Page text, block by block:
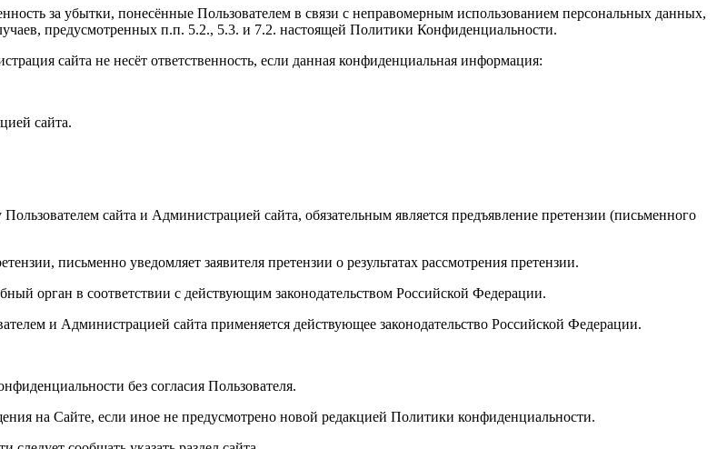
за убытки, понесённые Пользователем в связи с неправомерным использованием персональных данных,
предусмотренных п.п. 5.2., 5.3. и 7.2. настоящей Политики Конфиденциальности.
сайта не несёт ответственность, если данная конфиденциальная информация:
сайта.
сайта и Администрацией сайта, обязательным является предъявление претензии (письменного
письменно уведомляет заявителя претензии о результатах рассмотрения претензии.
орган в соответствии с действующим законодательством Российской Федерации.
и Администрацией сайта применяется действующее законодательство Российской Федерации.
без согласия Пользователя.
на Сайте, если иное не предусмотрено новой редакцией Политики конфиденциальности.